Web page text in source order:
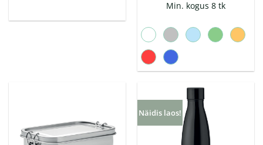
Min. kogus 8 tk
Näidis laos!